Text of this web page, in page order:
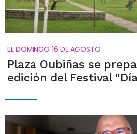
EL DOMINGO 16 DE AGOSTO
Plaza Oubiñas se
edición del Festival